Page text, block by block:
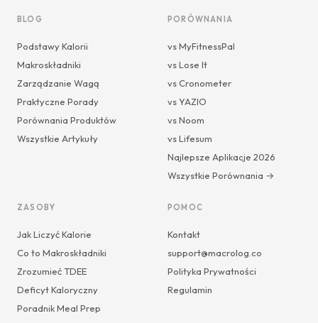
BLOG
Podstawy Kalorii
Makroskładniki
Zarządzanie Wagą
Praktyczne Porady
Porównania Produktów
Wszystkie Artykuły
PORÓWNANIA
vs MyFitnessPal
vs Lose It
vs Cronometer
vs YAZIO
vs Noom
vs Lifesum
Najlepsze Aplikacje 2026
Wszystkie Porównania →
ZASOBY
Jak Liczyć Kalorie
Co to Makroskładniki
Zrozumieć TDEE
Deficyt Kaloryczny
Poradnik Meal Prep
POMOC
Kontakt
support@macrolog.co
Polityka Prywatności
Regulamin